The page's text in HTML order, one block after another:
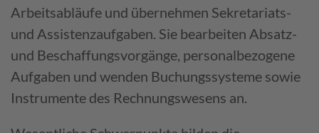
Arbeitsabläufe und übernehmen Sekretariats-
und Assistenzaufgaben. Sie bearbeiten Absatz-
und Beschaffungsvorgänge, personalbezogene
Aufgaben und wenden Buchungssysteme sowie
Instrumente des Rechnungswesens an.